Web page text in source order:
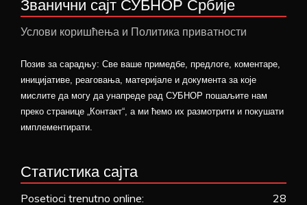
Званични сајт СУБНОР Србије
Услови коришћења и Политика приватности
Позив за сарадњу: Све ваше примедбе, предлоге, коментаре,
иницијативе, реаговања, материјале и документа за које
мислите да могу да унапреде рад СУБНОР пошаљите нам
преко странице „Контакт“, а ми ћемо их размотрити и покушати
имплементирати.
Статистика сајта
28
Posetioci trenutno online: